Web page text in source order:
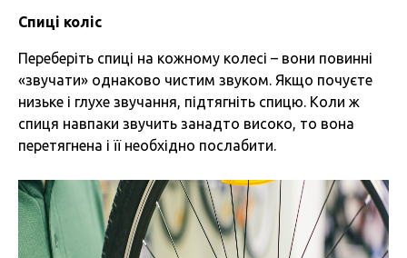
Спиці коліс
Переберіть спиці на кожному колесі – вони повинні
«звучати» однаково чистим звуком. Якщо почуєте
низьке і глухе звучання, підтягніть спицю. Коли ж
спиця навпаки звучить занадто високо, то вона
перетягнена і її необхідно послабити.